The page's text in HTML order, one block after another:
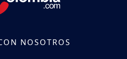
NOSOTROS